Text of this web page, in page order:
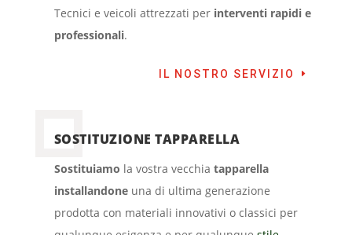
Tecnici e veicoli attrezzati per interventi rapidi e
professionali.
IL NOSTRO SERVIZIO
SOSTITUZIONE TAPPARELLA
Sostituiamo la vostra vecchia tapparella
installandoneuna di ultima generazione
prodotta con materiali innovativi o classici per